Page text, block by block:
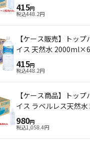
415円
税込448.2円
【ケース販売】トッ
イス 天然水
415円
税込448.2円
【ケース商品】トッ
イス ラベルレス天然
980円
税込1,058.4円